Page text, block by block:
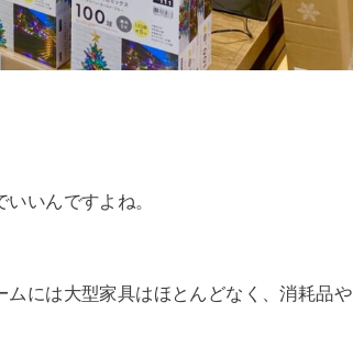
いんですよね。
には大型家具はほとんどなく、消耗品や